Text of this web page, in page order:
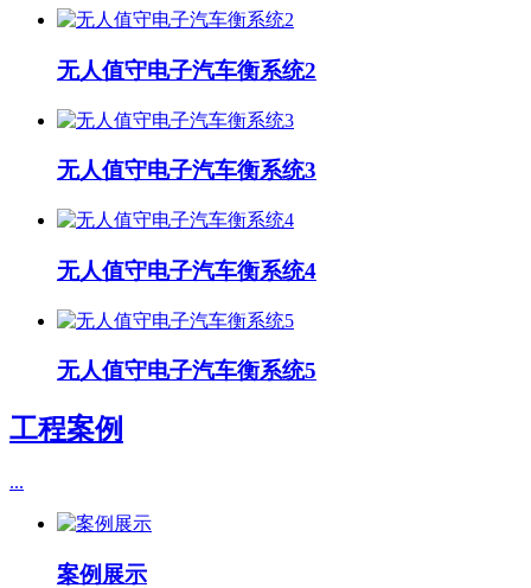
无人值守电子汽车衡系统2
无人值守电子汽车衡系统3
无人值守电子汽车衡系统4
无人值守电子汽车衡系统5
工程案例
...
案例展示